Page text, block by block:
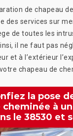
de chapeau
des services sur
de toutes les
il ne faut pas
et à l’extérieur
chapeau de
la pose
cheminée à
le 38530 et